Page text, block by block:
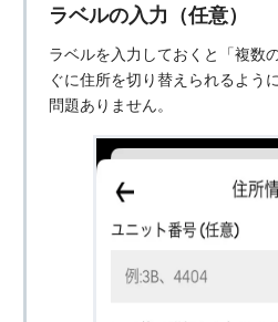
ラベルの入力（任意）
ラベルを入力しておくと「複数
ぐに住所を切り替えられるよう
問題ありません。